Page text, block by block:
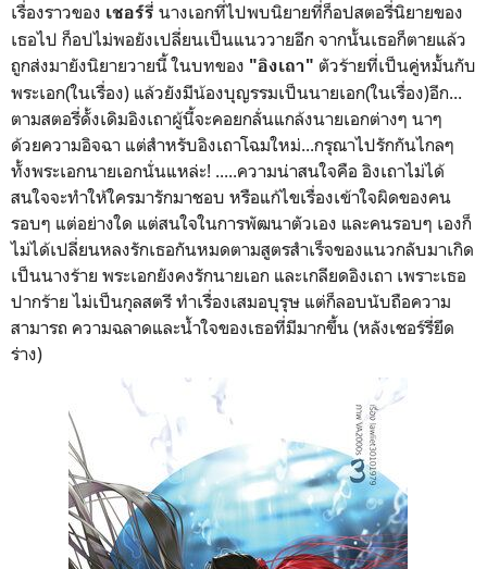
เรื่องราวของ เชอร์รี่ นางเอกที่ไปพบนิยายที่ก็อปสตอรี่นิยายของ
เธอไป ก็อปไม่พอยังเปลี่ยนเป็นแนววายอีก จากนั้นเธอก็ตายแล้ว
ถูกส่งมายังนิยายวายนี้ ในบทของ "อิงเถา" ตัวร้ายที่เป็นคู่หมั้นกับ
พระเอก(ในเรื่อง) แล้วยังมีน้องบุญรรมเป็นนายเอก(ในเรื่อง)อีก...
ตามสตอรี่ดั้งเดิมอิงเถาผู้นี้จะคอยกลั่นแกล้งนายเอกต่างๆ นาๆ
ด้วยความอิจฉา แต่สำหรับอิงเถาโฉมใหม่...กรุณาไปรักกันไกลๆ
ทั้งพระเอกนายเอกนั่นแหล่ะ! .....ความน่าสนใจคือ อิงเถาไม่ได้
สนใจจะทำให้ใครมารักมาชอบ หรือแก้ไขเรื่องเข้าใจผิดของคน
รอบๆ แต่อย่างใด แต่สนใจในการพัฒนาตัวเอง และคนรอบๆ เองก็
ไม่ได้เปลี่ยนหลงรักเธอกันหมดตามสูตรสำเร็จของแนวกลับมาเกิด
เป็นนางร้าย พระเอกยังคงรักนายเอก และเกลียดอิงเถา เพราะเธอ
ปากร้าย ไม่เป็นกุลสตรี ทำเรื่องเสมอบุรุษ แต่ก็ลอบนับถือความ
สามารถ ความฉลาดและน้ำใจของเธอที่มีมากขึ้น (หลังเชอร์รี่ยึด
ร่าง)